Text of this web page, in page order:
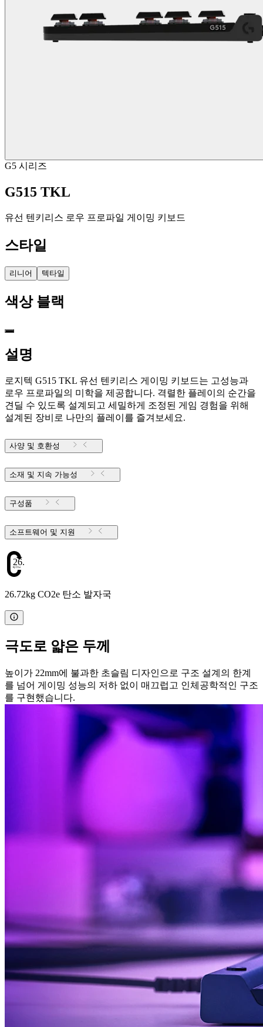
G5 시리즈
G515 TKL
유선 텐키리스 로우 프로파일 게이밍 키보드
스타일
리니어 텍타일
색상 블랙
설명
로지텍 G515 TKL 유선 텐키리스 게이밍 키보드는 고성능과
로우 프로파일의 미학을 제공합니다. 격렬한 플레이의 순간을
견딜 수 있도록 설계되고 세밀하게 조정된 게임 경험을 위해
설계된 장비로 나만의 플레이를 즐겨보세요.
사양 및 호환성
소재 및 지속 가능성
구성품
소프트웨어 및 지원
26.72
26.72kg CO2e 탄소 발자국
극도로 얇은 두께
높이가 22mm에 불과한 초슬림 디자인으로 구조 설계의 한계
를 넘어 게이밍 성능의 저하 없이 매끄럽고 인체공학적인 구조
를 구현했습니다.